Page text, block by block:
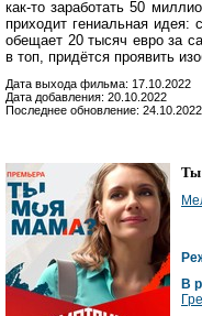
как-то заработать 50
приходит гениальная идея:
обещает 20 тысяч евро за
в топ, придётся проявить
Дата выхода фильма: 17.10.2022
Дата добавления: 20.10.2022
Последнее обновление: 24.10.2022
Ты
В